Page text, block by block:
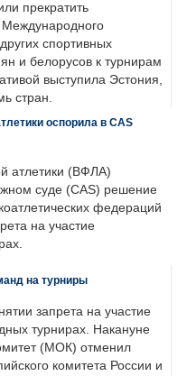
прекратить
спортивных
и белорусов к турнирам
выступила Эстония,
стран.
оспорила в CAS
атлетики (ВФЛА)
суде (CAS) решение
федераций
на участие
на турниры
запрета на участие
турнирах. Накануне
(МОК) отменил
комитета России и